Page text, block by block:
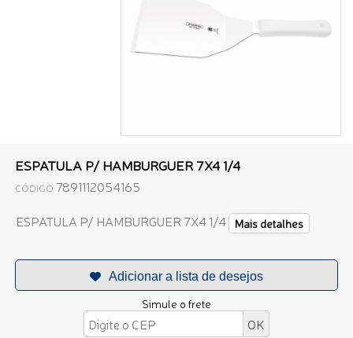
ESPATULA P/ HAMBURGUER 7X4 1/4
CÓDIGO 7891112054165
ESPATULA P/ HAMBURGUER 7X4 1/4
Mais detalhes
Simule o frete